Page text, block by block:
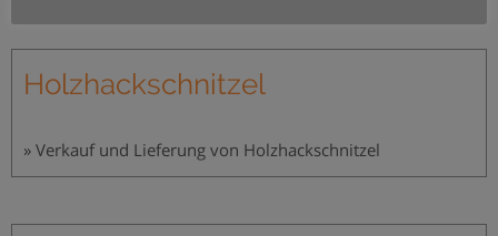
Holzhackschnitzel
» Verkauf und Lieferung von Holzhackschnitzel